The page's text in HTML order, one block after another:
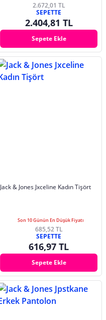
2.672,01 TL
SEPETTE
2.404,81 TL
Sepete Ekle
Jack & Jones Jxceline Kadın Tişört
Son 10 Günün En Düşük Fiyatı
685,52 TL
SEPETTE
616,97 TL
Sepete Ekle